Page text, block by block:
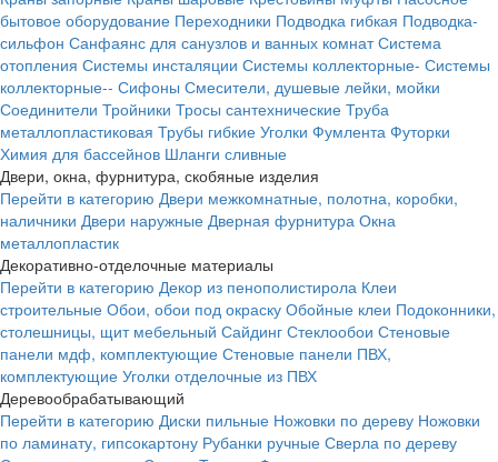
бытовое оборудование Переходники Подводка гибкая Подводка-
сильфон Санфаянс для санузлов и ванных комнат Система
отопления Системы инсталяции Системы коллекторные- Системы
коллекторные-- Сифоны Смесители, душевые лейки, мойки
Соединители Тройники Тросы сантехнические Труба
металлопластиковая Трубы гибкие Уголки Фумлента Футорки
Химия для бассейнов Шланги сливные
Двери, окна, фурнитура, скобяные изделия
Перейти в категорию Двери межкомнатные, полотна, коробки,
наличники Двери наружные Дверная фурнитура Окна
металлопластик
Декоративно-отделочные материалы
Перейти в категорию Декор из пенополистирола Клеи
строительные Обои, обои под окраску Обойные клеи Подоконники,
столешницы, щит мебельный Сайдинг Стеклообои Стеновые
панели мдф, комплектующие Стеновые панели ПВХ,
комплектующие Уголки отделочные из ПВХ
Деревообрабатывающий
Перейти в категорию Диски пильные Ножовки по дереву Ножовки
по ламинату, гипсокартону Рубанки ручные Сверла по дереву